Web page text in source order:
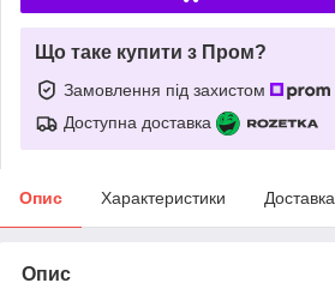
Що таке купити з Пром?
Замовлення під захистом
Доступна доставка
Опис Характеристики Доставка
Опис